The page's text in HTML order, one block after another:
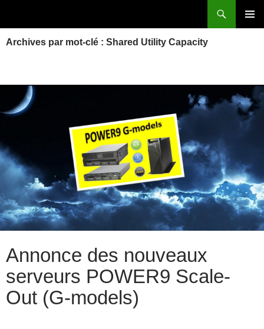
Archives par mot-clé : Shared Utility Capacity
Annonce des nouveaux
serveurs POWER9 Scale-
Out (G-models)